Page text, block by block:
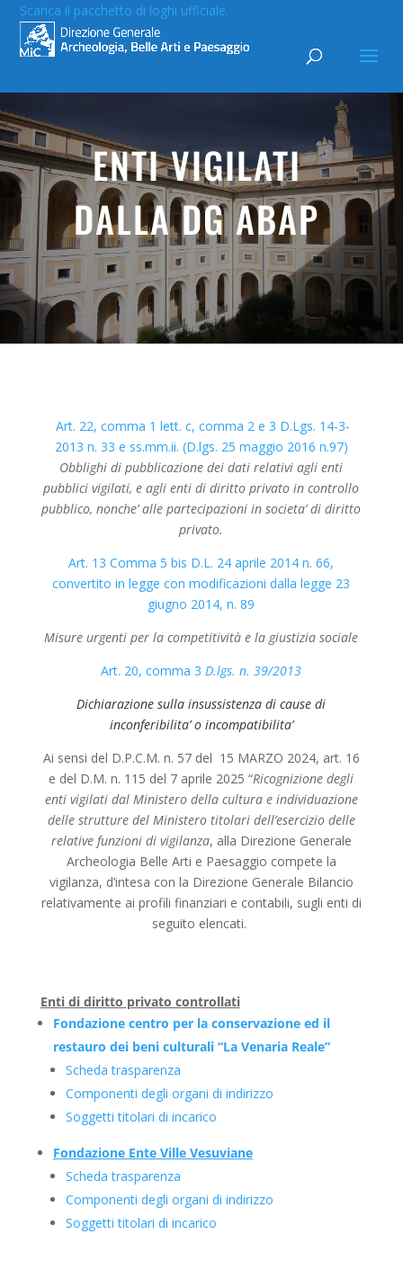
Scarica il pacchetto di loghi ufficiale.
ENTI VIGILATI
DALLA DG ABAP
Art. 22, comma 1 lett. c, comma 2 e 3 D.Lgs. 14-3-
2013 n. 33 e ss.mm.ii. (D.lgs. 25 maggio 2016 n.97)
Obblighi di pubblicazione dei dati relativi agli enti
pubblici vigilati, e agli enti di diritto privato in controllo
pubblico, nonche’ alle partecipazioni in societa’ di diritto
privato.
Art. 13 Comma 5 bis D.L. 24 aprile 2014 n. 66,
convertito in legge con modificazioni dalla legge 23
giugno 2014, n. 89
Misure urgenti per la competitività e la giustizia sociale
Art. 20, comma 3 D.lgs. n. 39/2013
Dichiarazione sulla insussistenza di cause di
inconferibilita’ o incompatibilita’
Ai sensi del D.P.C.M. n. 57 del 15 MARZO 2024, art. 16
e del D.M. n. 115 del 7 aprile 2025 “Ricognizione degli
enti vigilati dal Ministero della cultura e individuazione
delle strutture del Ministero titolari dell’esercizio delle
relative funzioni di vigilanza, alla Direzione Generale
Archeologia Belle Arti e Paesaggio compete la
vigilanza, d’intesa con la Direzione Generale Bilancio
relativamente ai profili finanziari e contabili, sugli enti di
seguito elencati.
Enti di diritto privato controllati
Fondazione centro per la conservazione ed il
restauro dei beni culturali “La Venaria Reale”
Scheda trasparenza
Componenti degli organi di indirizzo
Soggetti titolari di incarico
Fondazione Ente Ville Vesuviane
Scheda trasparenza
Componenti degli organi di indirizzo
Soggetti titolari di incarico